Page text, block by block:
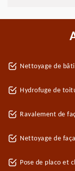
Nettoyage de
Hydrofuge de
Ravalement de
Nettoyage de
Pose de placo et